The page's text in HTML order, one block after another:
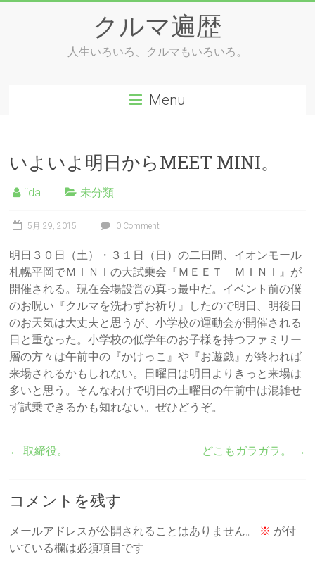
クルマ遍歴
人生いろいろ、クルマもいろいろ。
Menu
いよいよ明日からMEET MINI。
iida 未分類
5月 29, 2015 0 Comment
明日３０日（土）・３１日（日）の二日間、イオンモール
札幌平岡でＭＩＮＩの大試乗会『ＭＥＥＴ ＭＩＮＩ』が
開催される。現在会場設営の真っ最中だ。イベント前の僕
のお呪い『クルマを洗わずお祈り』したので明日、明後日
のお天気は大丈夫と思うが、小学校の運動会が開催される
日と重なった。小学校の低学年のお子様を持つファミリー
層の方々は午前中の『かけっこ』や『お遊戯』が終われば
来場されるかもしれない。日曜日は明日よりきっと来場は
多いと思う。そんなわけで明日の土曜日の午前中は混雑せ
ず試乗できるかも知れない。ぜひどうぞ。
← 取締役。 どこもガラガラ。 →
コメントを残す
メールアドレスが公開されることはありません。 ※ が付
いている欄は必須項目です